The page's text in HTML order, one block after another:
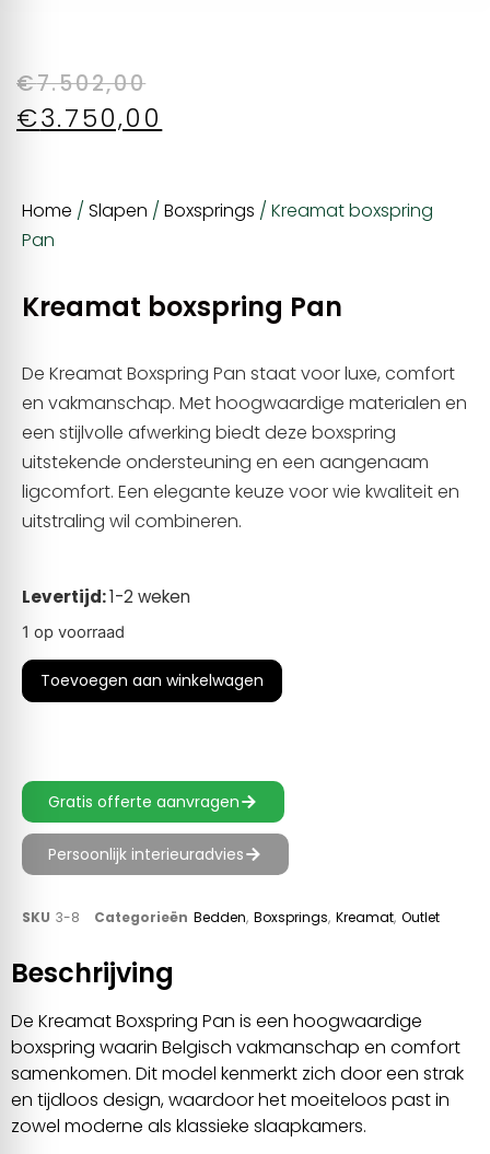
€7.502,00
€3.750,00
Home / Slapen / Boxsprings / Kreamat boxspring
Pan
Kreamat boxspring Pan
De Kreamat Boxspring Pan staat voor luxe, comfort
en vakmanschap. Met hoogwaardige materialen en
een stijlvolle afwerking biedt deze boxspring
uitstekende ondersteuning en een aangenaam
ligcomfort. Een elegante keuze voor wie kwaliteit en
uitstraling wil combineren.
Levertijd:1-2 weken
1 op voorraad
Toevoegen aan winkelwagen
Gratis offerte aanvragen
Persoonlijk interieuradvies
SKU 3-8 Categorieën Bedden, Boxsprings, Kreamat, Outlet
Beschrijving
De Kreamat Boxspring Pan is een hoogwaardige
boxspring waarin Belgisch vakmanschap en comfort
samenkomen. Dit model kenmerkt zich door een strak
en tijdloos design, waardoor het moeiteloos past in
zowel moderne als klassieke slaapkamers.